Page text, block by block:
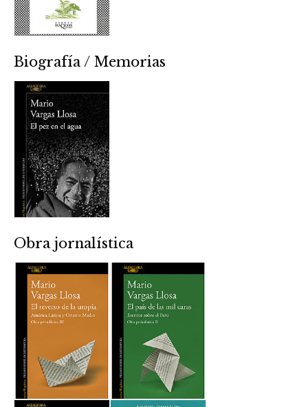
Biografía / Memorias
Obra jornalística